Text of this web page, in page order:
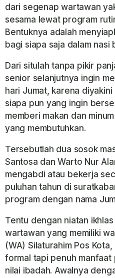
dari segenap wartawan
sesama lewat program
Bentuknya adalah
bagi siapa saja dalam nasi
Dari situlah tanpa pikir
senior selanjutnya ingin
hari Jumat, karena
siapa pun yang ingin
memberi makan dan
yang membutuhkan.
Tersebutlah dua sosok
Santosa dan Warto Nur
mengabdi atau bekerja
puluhan tahun di
program dengan nama
Tentu dengan niatan
wartawan yang memiliki
(WA) Silaturahim Pos
formal tapi penuh
nilai ibadah. Awalnya